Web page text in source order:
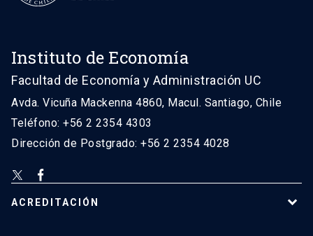
Instituto de Economía
Facultad de Economía y Administración UC
Avda. Vicuña Mackenna 4860, Macul. Santiago, Chile
Teléfono: +56 2 2354 4303
Dirección de Postgrado: +56 2 2354 4028
ACREDITACIÓN